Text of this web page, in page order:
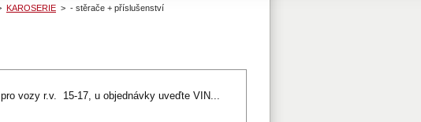
KAROSERIE > - stěrače + příslušenství
vozy r.v. 15-17, u objednávky uveďte VIN...